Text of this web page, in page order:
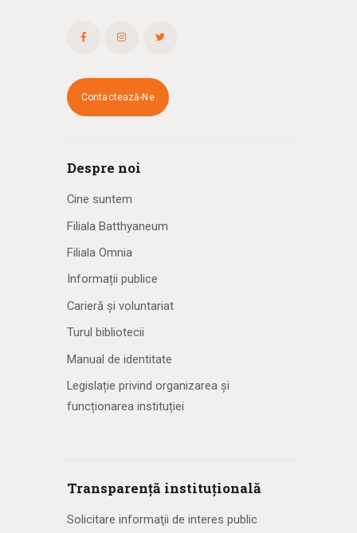
Contactează-Ne
Despre noi
Cine suntem
Filiala Batthyaneum
Filiala Omnia
Informații publice
Carieră și voluntariat
Turul bibliotecii
Manual de identitate
Legislație privind organizarea și
funcționarea instituției
Transparență instituțională
Solicitare informaţii de interes public